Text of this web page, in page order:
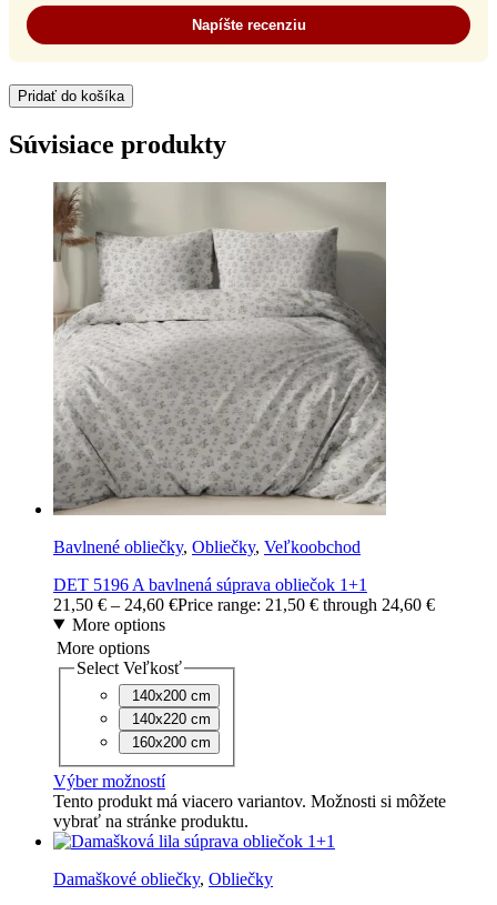
Napíšte recenziu
Pridať do košíka
Súvisiace produkty
Bavlnené obliečky, Obliečky, Veľkoobchod
DET 5196 A bavlnená súprava obliečok 1+1
21,50 € – 24,60 €Price range: 21,50 € through 24,60 €
More options
More options
Select Veľkosť
140x200 cm
140x220 cm
160x200 cm
Výber možností
Tento produkt má viacero variantov. Možnosti si môžete
vybrať na stránke produktu.
Damaškové obliečky, Obliečky